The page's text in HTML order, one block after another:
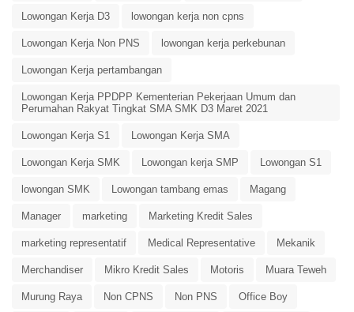
Lowongan Kerja D3 lowongan kerja non cpns
Lowongan Kerja Non PNS lowongan kerja perkebunan
Lowongan Kerja pertambangan
Lowongan Kerja PPDPP Kementerian Pekerjaan Umum dan
Perumahan Rakyat Tingkat SMA SMK D3 Maret 2021
Lowongan Kerja S1 Lowongan Kerja SMA
Lowongan Kerja SMK Lowongan kerja SMP Lowongan S1
lowongan SMK Lowongan tambang emas Magang
Manager marketing Marketing Kredit Sales
marketing representatif Medical Representative Mekanik
Merchandiser Mikro Kredit Sales Motoris Muara Teweh
Murung Raya Non CPNS Non PNS Office Boy